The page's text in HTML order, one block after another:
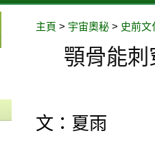
主頁 > 宇宙奧秘 > 史前文
顎骨能刺
文：夏雨